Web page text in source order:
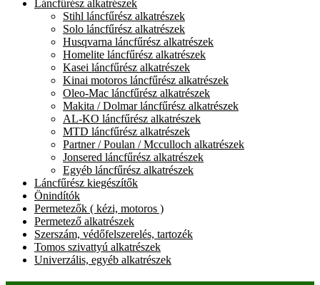
Láncfűrész alkatrészek
Stihl láncfűrész alkatrészek
Solo láncfűrész alkatrészek
Husqvarna láncfűrész alkatrészek
Homelite láncfűrész alkatrészek
Kasei láncfűrész alkatrészek
Kinai motoros láncfűrész alkatrészek
Oleo-Mac láncfűrész alkatrészek
Makita / Dolmar láncfűrész alkatrészek
AL-KO láncfűrész alkatrészek
MTD láncfűrész alkatrészek
Partner / Poulan / Mcculloch alkatrészek
Jonsered láncfűrész alkatrészek
Egyéb láncfűrész alkatrészek
Láncfűrész kiegészítők
Önindítók
Permetezők ( kézi, motoros )
Permetező alkatrészek
Szerszám, védőfelszerelés, tartozék
Tomos szivattyú alkatrészek
Univerzális, egyéb alkatrészek